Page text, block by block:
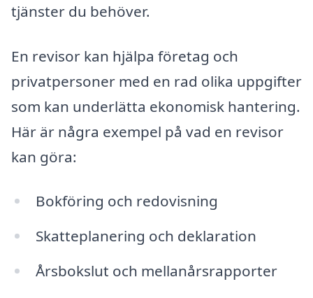
tjänster du behöver.
En revisor kan hjälpa företag och
privatpersoner med en rad olika uppgifter
som kan underlätta ekonomisk hantering.
Här är några exempel på vad en revisor
kan göra:
Bokföring och redovisning
Skatteplanering och deklaration
Årsbokslut och mellanårsrapporter